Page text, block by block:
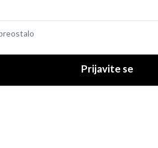
Prijavite se